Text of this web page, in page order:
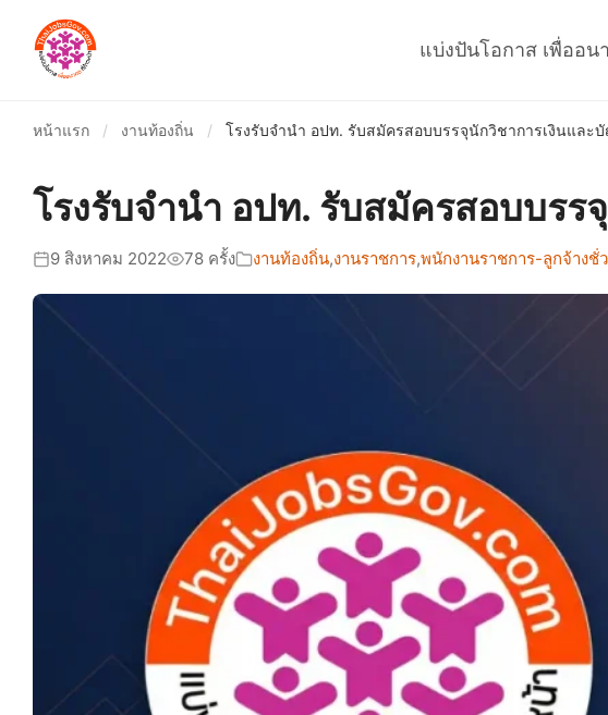
แบ่งปันโอกาส เพื่ออ
หน้าแรก / งานท้องถิ่น / โรงรับจำนำ อปท. รับสมัครสอบบรรจุนักวิชาการเงินและ
โรงรับจำนำ อปท. รับสมัครสอบบร
9 สิงหาคม 2022 78 ครั้ง งานท้องถิ่น,งานราชการ,พนักงานราชการ-ลูกจ้างชั่